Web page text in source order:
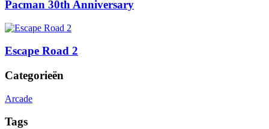
Pacman 30th Anniversary
Escape Road 2
Categorieën
Arcade
Tags